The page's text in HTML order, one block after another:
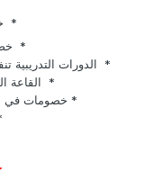
*
*
* الدورات التدريبية
* القاعة
* خصومات في